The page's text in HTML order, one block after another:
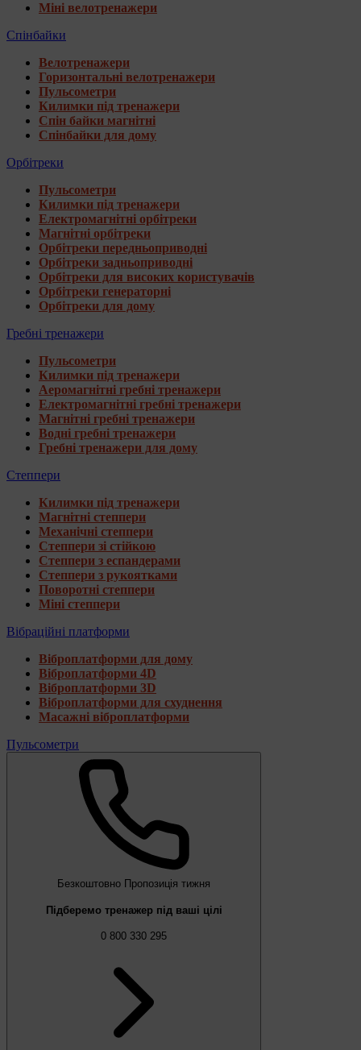
Міні велотренажери
Спінбайки
Велотренажери
Горизонтальні велотренажери
Пульсометри
Килимки під тренажери
Спін байки магнітні
Спінбайки для дому
Орбітреки
Пульсометри
Килимки під тренажери
Електромагнітні орбітреки
Магнітні орбітреки
Орбітреки передньоприводні
Орбітреки задньоприводні
Орбітреки для високих користувачів
Орбітреки генераторні
Орбітреки для дому
Гребні тренажери
Пульсометри
Килимки під тренажери
Аеромагнітні гребні тренажери
Електромагнітні гребні тренажери
Магнітні гребні тренажери
Водні гребні тренажери
Гребні тренажери для дому
Степпери
Килимки під тренажери
Магнітні степпери
Механічні степпери
Степпери зі стійкою
Степпери з еспандерами
Степпери з рукоятками
Поворотні степпери
Міні степпери
Вібраційні платформи
Віброплатформи для дому
Віброплатформи 4D
Віброплатформи 3D
Віброплатформи для схуднення
Масажні віброплатформи
Пульсометри
Безкоштовно Пропозиція тижня
Підберемо тренажер під ваші цілі
0 800 330 295